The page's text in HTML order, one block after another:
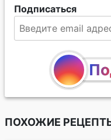
Подписаться
ПОХОЖИЕ